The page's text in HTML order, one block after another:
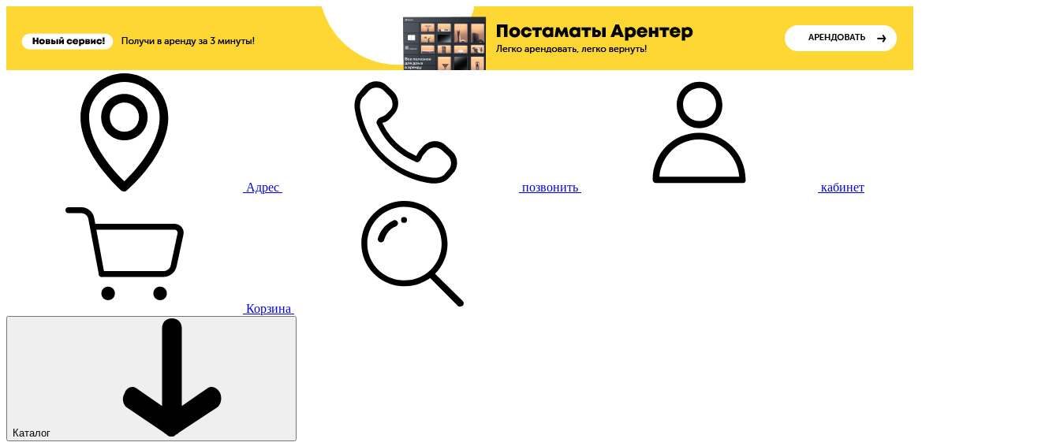
Адрес позвонить кабинет
Корзина
Каталог